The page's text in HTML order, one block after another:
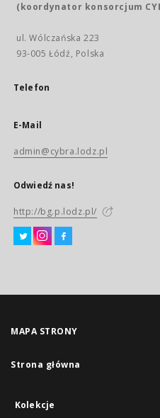
(koordynator konsorcjum
ul. Wólczańska 223
93-005 Łódź, Polska
Telefon
E-Mail
admin@cybra.lodz.pl
Odwiedź nas!
http://bg.p.lodz.pl/
MAPA STRONY
Strona główna
Kolekcje